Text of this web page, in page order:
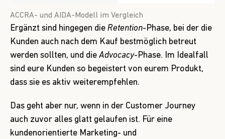
ACCRA- und AIDA-Modell im Vergleich
Ergänzt sind hingegen die Retention-Phase, bei der die
Kunden auch nach dem Kauf bestmöglich betreut
werden sollten, und die Advocacy-Phase. Im Idealfall
sind eure Kunden so begeistert von eurem Produkt,
dass sie es aktiv weiterempfehlen.
Das geht aber nur, wenn in der Customer Journey
auch zuvor alles glatt gelaufen ist. Für eine
kundenorientierte Marketing- und